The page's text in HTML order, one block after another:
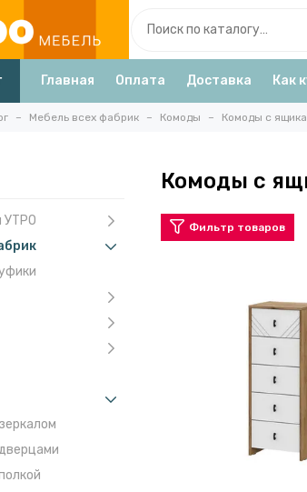
Главная Оплата Доставка Как
Мебель всех фабрик Комоды Комоды с
УТРО
Комоды с
Фильтр товаров